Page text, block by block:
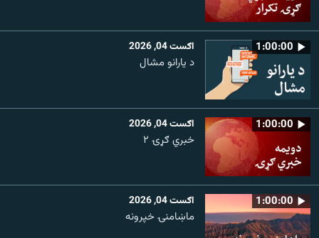
1:00:00 اګست 04, 2026
د یارانو مشال
1:00:00 اګست 04, 2026
خبري ګړۍ ۲
1:00:00 اګست 04, 2026
ماښامنۍ خپرونه